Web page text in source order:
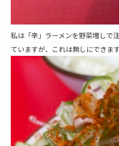
私は「辛」ラーメンを野菜増しで
ていますが、これは無しにできます